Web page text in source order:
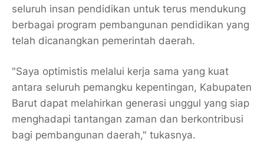
seluruh insan pendidikan untuk terus mendukung
berbagai program pembangunan pendidikan yang
telah dicanangkan pemerintah daerah.
"Saya optimistis melalui kerja sama yang kuat
antara seluruh pemangku kepentingan, Kabupaten
Barut dapat melahirkan generasi unggul yang siap
menghadapi tantangan zaman dan berkontribusi
bagi pembangunan daerah," tukasnya.